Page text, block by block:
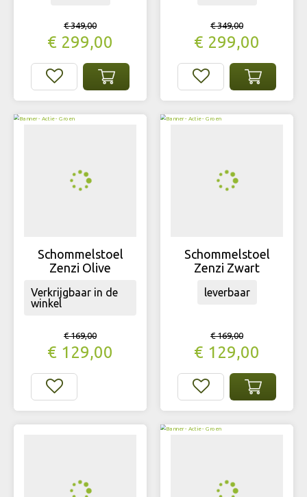
€ 349,00
€ 299,00
€ 349,00
€ 299,00
Schommelstoel
Zenzi Olive
€ 169,00
€ 129,00
Verkrijgbaar in de
winkel
Schommelstoel
Zenzi Zwart
€ 169,00
€ 129,00
leverbaar